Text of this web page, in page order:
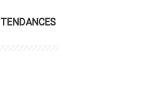
TENDANCES